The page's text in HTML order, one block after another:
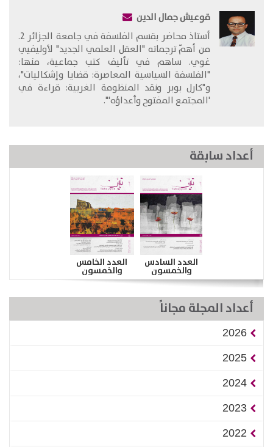
قوعيش جمال الدين
​أستاذ محاضر بقسم الفلسفة في جامعة الجزائر 2.
من أهمّ ترجماته "العقل العلمي الجديد" لأوليفيي
غوي. ساهم في تأليف كتب جماعية، منها:
"الفلسفة السياسية المعاصرة: قضايا وإشكاليات"،
و"كارل بوبر ونقد المنظومة الغربية: قراءة في
'المجتمع المفتوح وأعداؤه'".
أعداد سابقة
العدد السادس
والخمسون
العدد الخامس
والخمسون
أعداد المجلة مجاناً
2026
2025
2024
2023
2022